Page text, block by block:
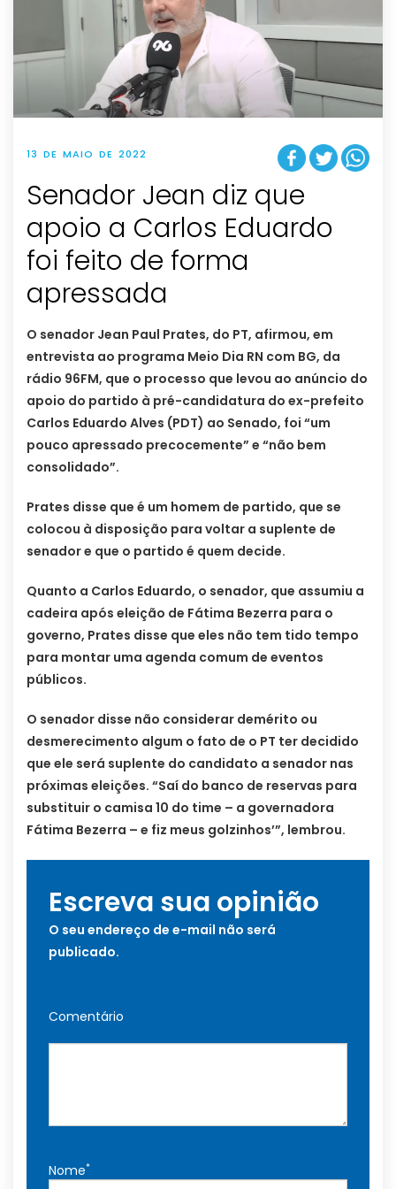
13 DE MAIO DE 2022
Senador Jean diz que
apoio a Carlos Eduardo
foi feito de forma
apressada
O senador Jean Paul Prates, do PT, afirmou, em
entrevista ao programa Meio Dia RN com BG, da
rádio 96FM, que o processo que levou ao anúncio do
apoio do partido à pré-candidatura do ex-prefeito
Carlos Eduardo Alves (PDT) ao Senado, foi “um
pouco apressado precocemente” e “não bem
consolidado”.
Prates disse que é um homem de partido, que se
colocou à disposição para voltar a suplente de
senador e que o partido é quem decide.
Quanto a Carlos Eduardo, o senador, que assumiu a
cadeira após eleição de Fátima Bezerra para o
governo, Prates disse que eles não tem tido tempo
para montar uma agenda comum de eventos
públicos.
O senador disse não considerar demérito ou
desmerecimento algum o fato de o PT ter decidido
que ele será suplente do candidato a senador nas
próximas eleições. “Saí do banco de reservas para
substituir o camisa 10 do time – a governadora
Fátima Bezerra – e fiz meus golzinhos’”, lembrou.
Escreva sua opinião
O seu endereço de e-mail não será
publicado.
Comentário
Nome*